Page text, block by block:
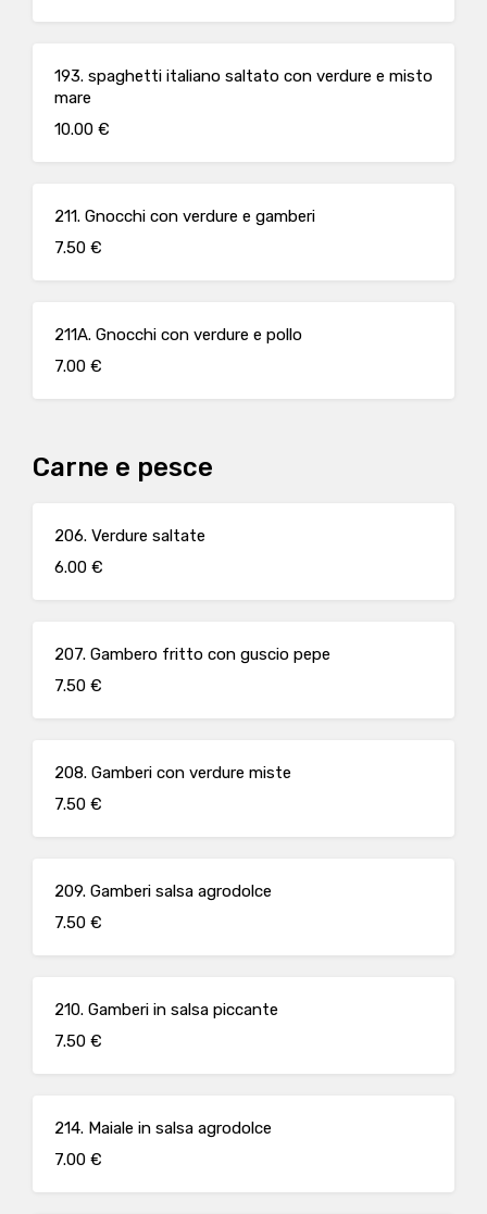
193. spaghetti italiano saltato con verdure e misto
mare
10.00 €
211. Gnocchi con verdure e gamberi
7.50 €
211A. Gnocchi con verdure e pollo
7.00 €
Carne e pesce
206. Verdure saltate
6.00 €
207. Gambero fritto con guscio pepe
7.50 €
208. Gamberi con verdure miste
7.50 €
209. Gamberi salsa agrodolce
7.50 €
210. Gamberi in salsa piccante
7.50 €
214. Maiale in salsa agrodolce
7.00 €